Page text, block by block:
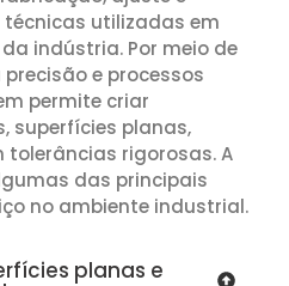
utilizadas em
indústria. Por meio de
e processos
permite criar
superfícies planas,
tolerâncias rigorosas. A
das principais
no ambiente industrial.
planas e